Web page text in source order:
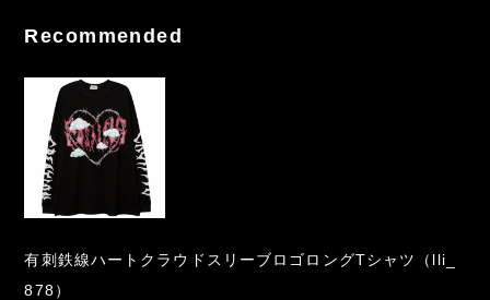
Recommended
有刺鉄線ハートクラウドスリーブロゴロングTシャツ（lli_
878）